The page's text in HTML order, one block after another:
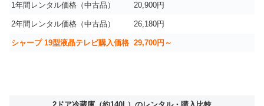
1年間レンタル価格（中古品） 20,900円
2年間レンタル価格（中古品） 26,180円
シャープ 19型液晶テレビ購入価格 29,700円～